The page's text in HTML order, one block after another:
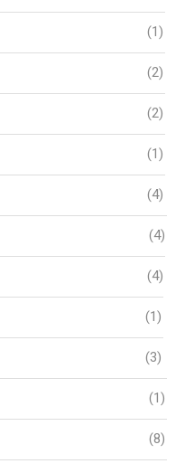
(1)
(2)
(2)
(1)
(4)
(4)
(4)
(1)
(3)
(1)
(8)